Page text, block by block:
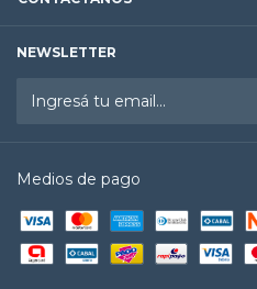
NEWSLETTER
Medios de pago